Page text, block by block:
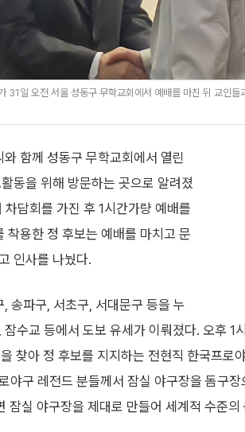
일 오전 서울 성동구 무학교회에서 예배를 마친 뒤 교인들
함께 성동구 무학교회에서 열린
동을 위해 방문하는 곳으로 알려졌
담회를 가진 후 1시간가량 예배를
착용한 정 후보는 예배를 마치고 문
인사를 나눴다.
송파구, 서초구, 서대문구 등을 누
수교 등에서 도보 유세가 이뤄졌다. 오후 1
찾아 정 후보를 지지하는 전현직 한국프로
구 레전드 분들께서 잠실 야구장을 돔구장
잠실 야구장을 제대로 만들어 세계적 수준